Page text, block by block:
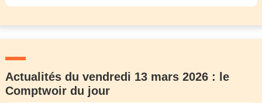
Actualités du vendredi 13 mars 2026 : le
Comptwoir du jour